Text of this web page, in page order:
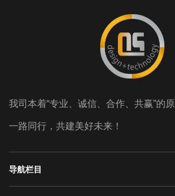
我司本着“专业、诚信、合作、共赢”的
一路同行，共建美好未来！
导航栏目